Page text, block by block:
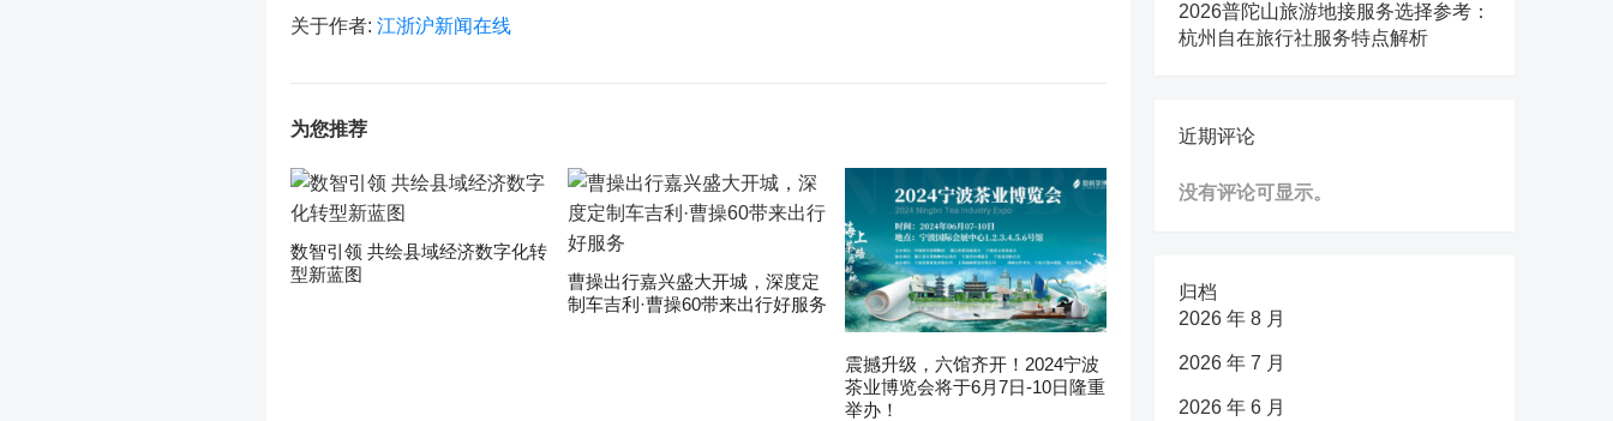
关于作者: 江浙沪新闻在线
为您推荐
数智引领 共绘县域经济数字化转
型新蓝图
曹操出行嘉兴盛大开城，深度定
制车吉利·曹操60带来出行好服务
震撼升级，六馆齐开！2024宁波
茶业博览会将于6月7日-10日隆重
举办！
2026普陀山旅游地接服务选择参考：
杭州自在旅行社服务特点解析
近期评论
没有评论可显示。
归档
2026 年 8 月
2026 年 7 月
2026 年 6 月